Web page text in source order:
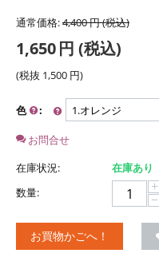
通常価格:4,400円(税込)
1,650円 (税込)
(税抜 1,500 円)
色 :
お問合せ
在庫状況:
在庫あり
数量:
+
−
お買物かごへ！